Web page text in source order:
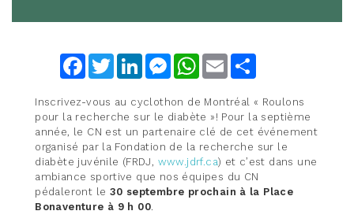
FacebookTwitterLinkedInMessengerWhatsApp
Email
Inscrivez-vous au cyclothon de Montréal « Roulons
pour la recherche sur le diabète »! Pour la septième
année, le CN est un partenaire clé de cet événement
organisé par la Fondation de la recherche sur le
diabète juvénile (FRDJ, www.jdrf.ca) et c’est dans une
ambiance sportive que nos équipes du CN
pédaleront le 30 septembre prochain à la Place
Bonaventure à 9 h 00.